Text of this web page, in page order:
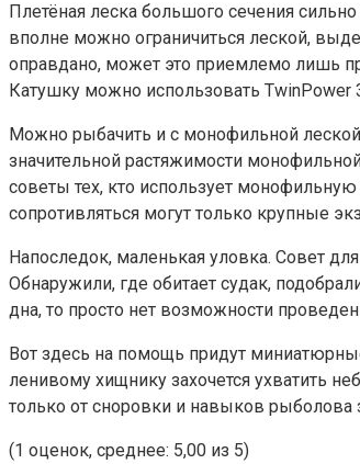
Плетёная леска большого сечения
вполне можно ограничиться леской,
оправдано, может это приемлемо лишь
Катушку можно использовать TwinPower
Можно рыбачить и с монофильной
значительной растяжимости
советы тех, кто использует
сопротивляться могут только крупные
Напоследок, маленькая уловка. Совет
Обнаружили, где обитает судак,
дна, то просто нет возможности
Вот здесь на помощь придут
ленивому хищнику захочется ухватить
только от сноровки и навыков рыболова
(1 оценок, среднее: 5,00 из 5)